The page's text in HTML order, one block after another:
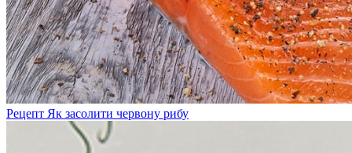
Рецепт Як засолити червону рибу